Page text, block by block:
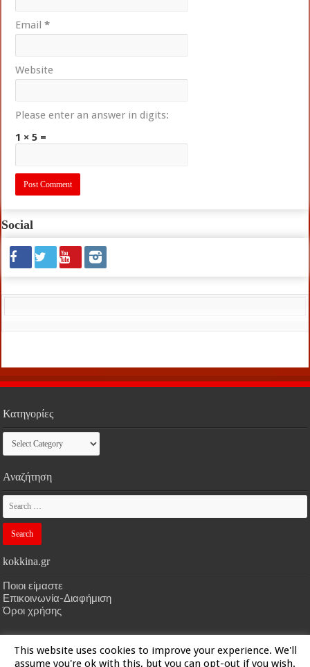
Email*
Website
Please enter an answer in digits:
1 × 5 =
Social
Κατηγορίες
Κατηγορίες
Αναζήτηση
kokkina.gr
Ποιοι είμαστε
Επικοινωνία-Διαφήμιση
Όροι χρήσης
HOMEkokkina.gr | Designed bykokkina.gr
This website uses cookies to improve your experience. We'll
assume you're ok with this, but you can opt-out if you wish.